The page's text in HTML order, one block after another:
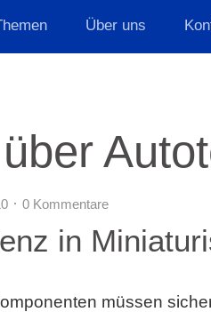
Über uns
0 Kommentare
in
müssen